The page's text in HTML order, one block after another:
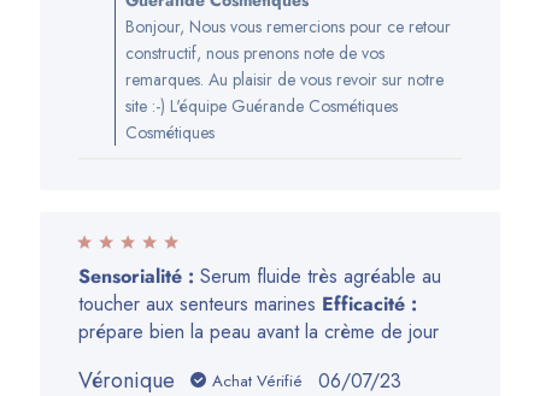
du
propriétaire
de
la
Cosmétiques
du
Wed
Nov
27
Bonjour, Nous vous remercions pour ce retour
constructif, nous prenons note de vos
remarques. Au plaisir de vous revoir sur notre
site :-) L'équipe Guérande Cosmétiques
Cosmétiques
Sensorialité : Serum fluide très agréable au
toucher aux senteurs marines Efficacité :
prépare bien la peau avant la crème de jour
Véronique Achat Vérifié
Date
06/07/23